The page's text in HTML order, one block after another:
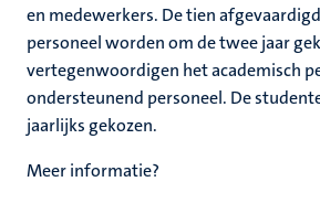
en medewerkers. De tien
personeel worden om de twee jaar
vertegenwoordigen het academisch
ondersteunend personeel. De
jaarlijks gekozen.
Meer informatie?